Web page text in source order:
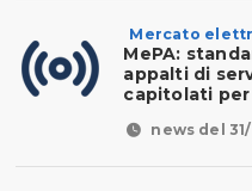
Mercato
MePA:
appalti di
capitolati
news del